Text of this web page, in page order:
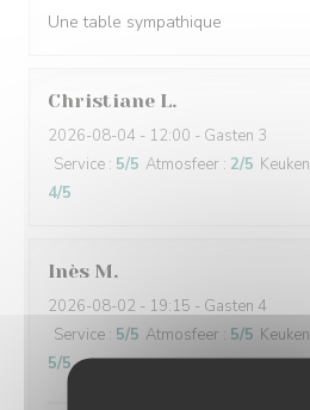
Une table sympathique
Christiane L
2026-08-04 - 12:00 - Gasten 3
Service : 5/5 Atmosfeer : 2/5 Keuken
4/5
Inès M
2026-08-02 - 19:15 - Gasten 4
Service : 5/5 Atmosfeer : 5/5 Keuken
5/5